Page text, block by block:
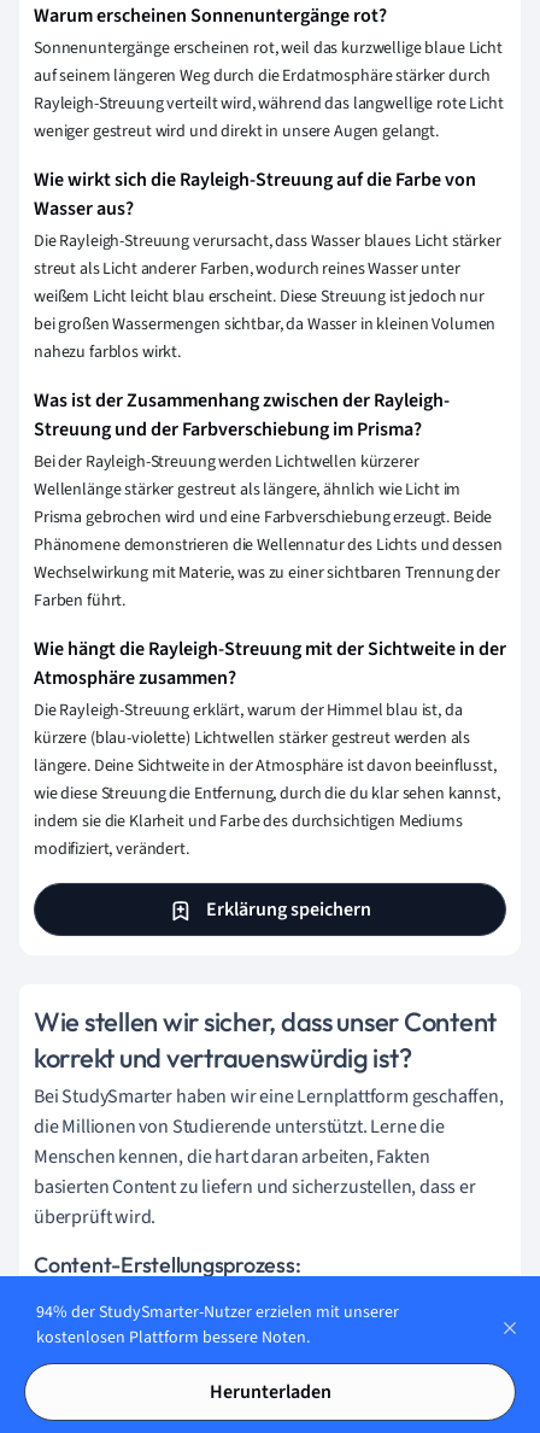
Warum erscheinen Sonnenuntergänge rot?
Sonnenuntergänge erscheinen rot, weil das kurzwellige blaue Licht
auf seinem längeren Weg durch die Erdatmosphäre stärker durch
Rayleigh-Streuung verteilt wird, während das langwellige rote Licht
weniger gestreut wird und direkt in unsere Augen gelangt.
Wie wirkt sich die Rayleigh-Streuung auf die Farbe von
Wasser aus?
Die Rayleigh-Streuung verursacht, dass Wasser blaues Licht stärker
streut als Licht anderer Farben, wodurch reines Wasser unter
weißem Licht leicht blau erscheint. Diese Streuung ist jedoch nur
bei großen Wassermengen sichtbar, da Wasser in kleinen Volumen
nahezu farblos wirkt.
Was ist der Zusammenhang zwischen der Rayleigh-
Streuung und der Farbverschiebung im Prisma?
Bei der Rayleigh-Streuung werden Lichtwellen kürzerer
Wellenlänge stärker gestreut als längere, ähnlich wie Licht im
Prisma gebrochen wird und eine Farbverschiebung erzeugt. Beide
Phänomene demonstrieren die Wellennatur des Lichts und dessen
Wechselwirkung mit Materie, was zu einer sichtbaren Trennung der
Farben führt.
Wie hängt die Rayleigh-Streuung mit der Sichtweite in der
Atmosphäre zusammen?
Die Rayleigh-Streuung erklärt, warum der Himmel blau ist, da
kürzere (blau-violette) Lichtwellen stärker gestreut werden als
längere. Deine Sichtweite in der Atmosphäre ist davon beeinflusst,
wie diese Streuung die Entfernung, durch die du klar sehen kannst,
indem sie die Klarheit und Farbe des durchsichtigen Mediums
modifiziert, verändert.
Erklärung speichern
Wie stellen wir sicher, dass unser Content
korrekt und vertrauenswürdig ist?
Bei StudySmarter haben wir eine Lernplattform geschaffen,
die Millionen von Studierende unterstützt. Lerne die
Menschen kennen, die hart daran arbeiten, Fakten
basierten Content zu liefern und sicherzustellen, dass er
überprüft wird.
Content-Erstellungsprozess:
Digital Content Specialist
94% der StudySmarter-Nutzer erzielen mit unserer
kostenlosen Plattform bessere Noten.
Herunterladen